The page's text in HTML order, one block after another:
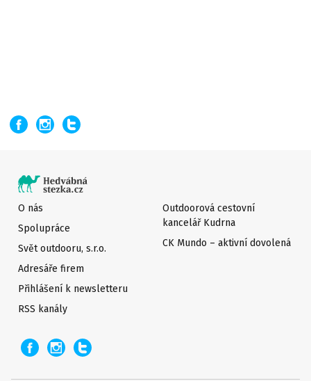
O nás
Spolupráce
Svět outdooru, s.r.o.
Adresáře firem
Přihlášení k newsletteru
Outdoorová cestovní
kancelář Kudrna
CK Mundo – aktivní dovolená
RSS kanály